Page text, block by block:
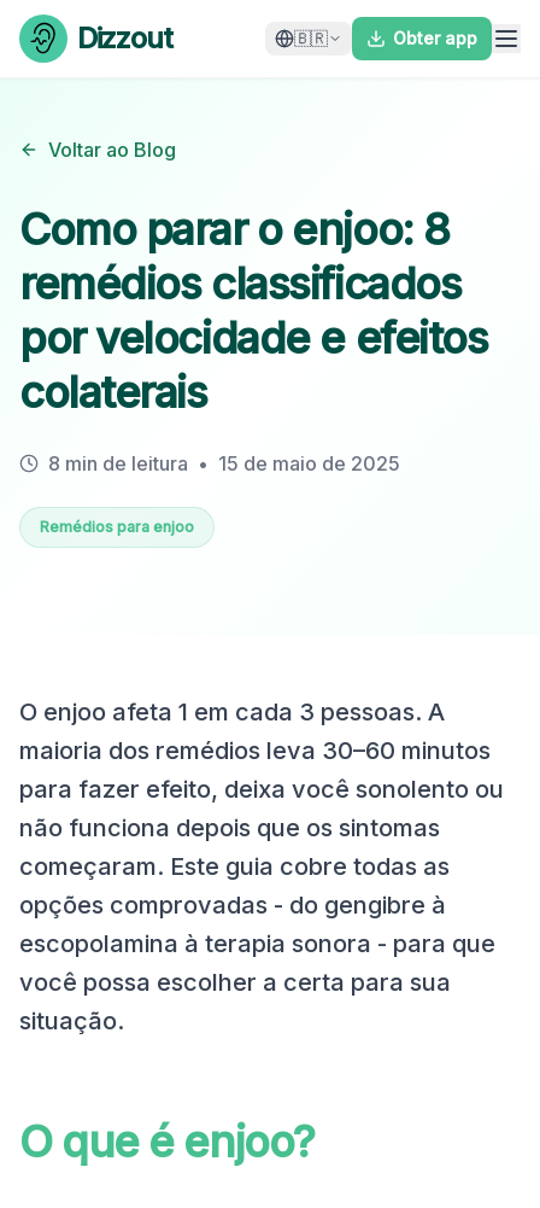
Skip to content
Dizzout 🇧🇷 Obter app
Voltar ao Blog
Como parar o enjoo: 8
remédios classificados
por velocidade e efeitos
colaterais
8 min de leitura • 15 de maio de 2025
Remédios para enjoo
O enjoo afeta 1 em cada 3 pessoas. A
maioria dos remédios leva 30–60 minutos
para fazer efeito, deixa você sonolento ou
não funciona depois que os sintomas
começaram. Este guia cobre todas as
opções comprovadas - do gengibre à
escopolamina à terapia sonora - para que
você possa escolher a certa para sua
situação.
O que é enjoo?